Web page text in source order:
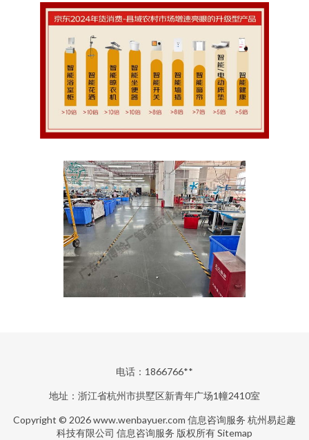
电话：1866766**
地址：浙江省杭州市拱墅区新青年广场1幢2410室
Copyright © 2026www.wenbayuer.com 信息咨询服务 杭州易起趣
科技有限公司 信息咨询服务 版权所有Sitemap